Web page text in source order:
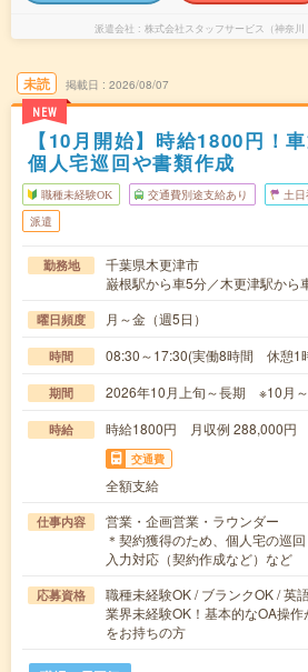
派遣会社 株式会社スタッフサービス（神奈川
未読
NEW
掲載日 2026/08/07
【10月開始】時給1800円！
個人宅巡回や書類作成
職種未経験OK 交通費別途支給あり 土
派遣
勤務地
千葉県木更津市
巌根駅から車5分／木更津駅から
曜日頻度 月～金（週5日）
時間 08:30～17:30(実働8時間 休憩1
期間 2026年10月上旬～長期 ※10月～
時給 時給1800円 月収例 288,000円
交通費
全額支給
仕事内容
営業・企画営業・ラウンダー
＊契約獲得のため、個人宅の巡
入力対応（契約作成など）など
応募資格
職種未経験OK / ブランクOK / 英
業界未経験OK！基本的なOA操
をお持ちの方